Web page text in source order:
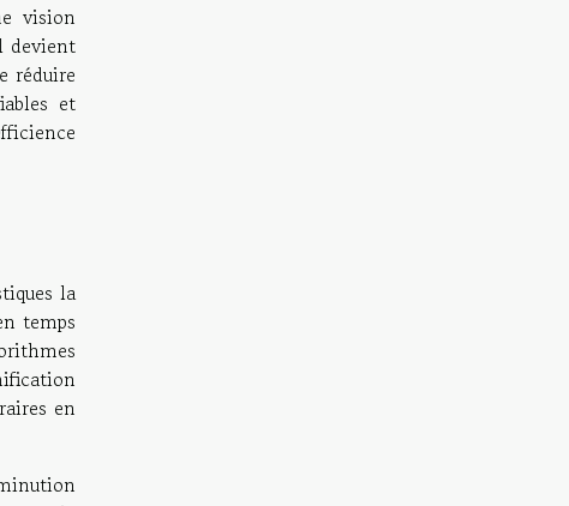
vision
devient
réduire
et
la
temps
en